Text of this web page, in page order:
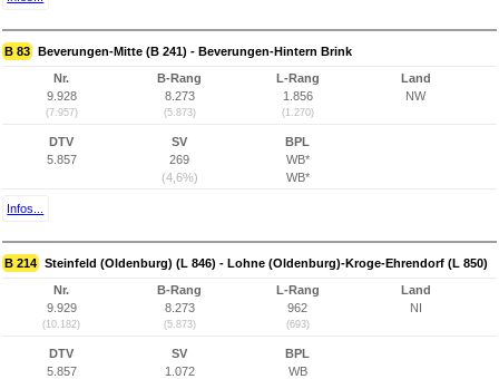
B 83 Beverungen-Mitte (B 241) - Beverungen-Hintern Brink
Nr.
9.928
(7.957)
B-Rang
8.273
(5.873)
L-Rang
1.856
(1.270)
Land
NW
DTV
5.857
SV
269
(4,6%)
BPL
WB*
WB*
Infos...
B 214 Steinfeld (Oldenburg) (L 846) - Lohne (Oldenburg)-Kroge-Ehrendorf (L 850)
Nr.
9.929
(10.182)
B-Rang
8.273
(5.873)
L-Rang
962
(693)
Land
NI
DTV
5.857
SV
1.072
BPL
WB